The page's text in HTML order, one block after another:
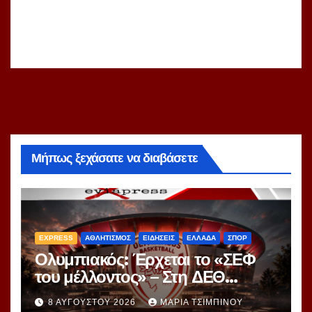
Μήπως ξεχάσατε να διαβάσετε
EXPRESS ΑΘΛΗΤΙΣΜΟΣ ΕΙΔΗΣΕΙΣ ΕΛΛΑΔΑ ΣΠΟΡ
Ολυμπιακός: Έρχεται το «ΣΕΦ
του μέλλοντος» – Στη ΔΕΘ
αποκαλύπτεται το μεγάλο
8 ΑΥΓΟΎΣΤΟΥ 2026 ΜΑΡΊΑ ΤΣΙΜΠΙΝΟΎ